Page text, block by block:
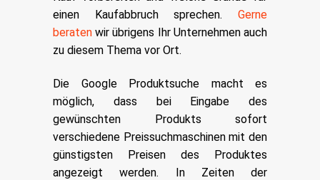
einen Kaufabbruch sprechen. Gerne
beraten wir übrigens Ihr Unternehmen auch
zu diesem Thema vor Ort.
Die Google Produktsuche macht es
möglich, dass bei Eingabe des
gewünschten Produkts sofort
verschiedene Preissuchmaschinen mit den
günstigsten Preisen des Produktes
angezeigt werden. In Zeiten der